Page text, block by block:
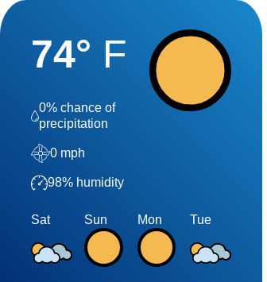
74° F
0% chance of
precipitation
0 mph
98% humidity
Sat Sun Mon Tue